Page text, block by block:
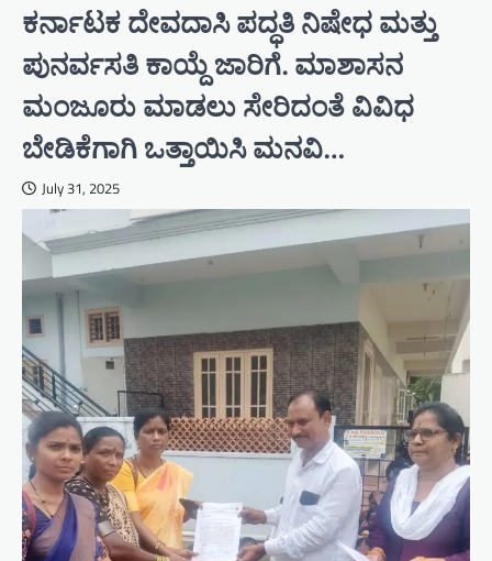
ಕರ್ನಾಟಕ ದೇವದಾಸಿ ಪದ್ಧತಿ ನಿಷೇಧ ಮತ್ತು
ಪುನರ್ವಸತಿ ಕಾಯ್ದೆ ಜಾರಿಗೆ. ಮಾಶಾಸನ
ಮಂಜೂರು ಮಾಡಲು ಸೇರಿದಂತೆ ವಿವಿಧ
ಬೇಡಿಕೆಗಾಗಿ ಒತ್ತಾಯಿಸಿ ಮನವಿ…
July 31, 2025